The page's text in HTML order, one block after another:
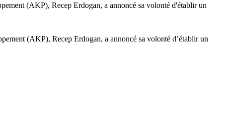
(AKP), Recep Erdogan, a annoncé sa volonté d'établir un
(AKP), Recep Erdogan, a annoncé sa volonté d’établir un